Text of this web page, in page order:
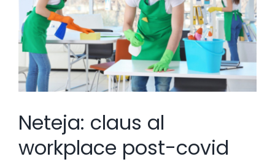
Neteja: claus al
workplace post-covid